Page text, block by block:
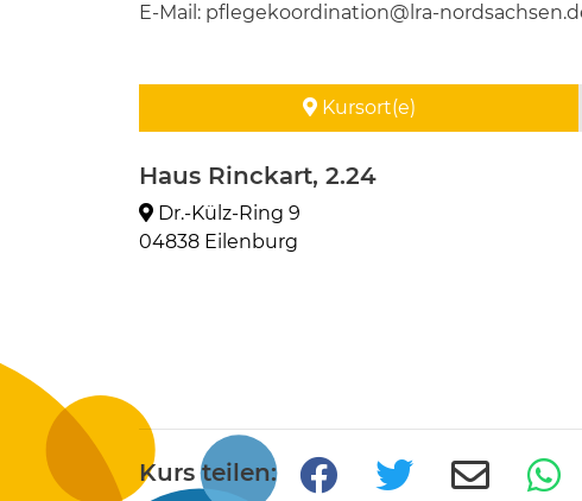
E-Mail: pflegekoordination@lra-
Kursort(e)
Haus Rinckart, 2.24
Dr.-Külz-Ring 9
04838 Eilenburg
Kurs teilen: